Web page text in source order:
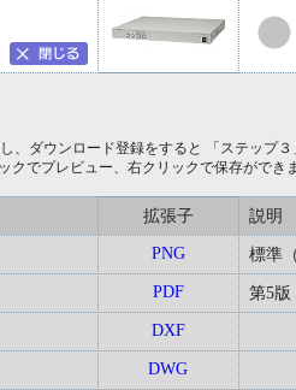
、ダウンロード登録をすると 「ステップ３
クでプレビュー、右クリックで保存ができ
拡張子 説明
PNG 標準
PDF 第5版
DXF
DWG